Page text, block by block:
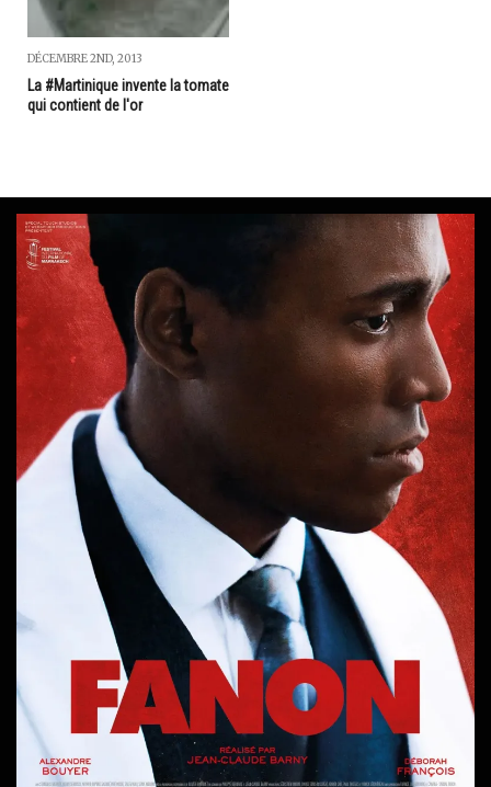
DÉCEMBRE 2ND, 2013
La #Martinique invente la tomate
qui contient de l'or